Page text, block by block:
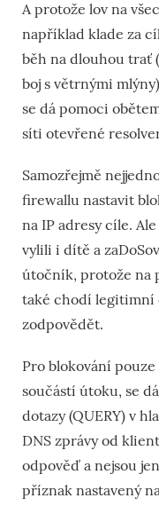
A protože lov na
například klade za
běh na dlouhou trať
boj s větrnými
se dá pomoci
síti otevřené
Samozřejmě
firewallu nastavit
na IP adresy cíle.
vylili i dítě a
útočník, protože na
také chodí legitimní
zodpovědět.
Pro blokování
součástí útoku, se
dotazy (QUERY) v
DNS zprávy od
odpověď a nejsou
příznak nastavený